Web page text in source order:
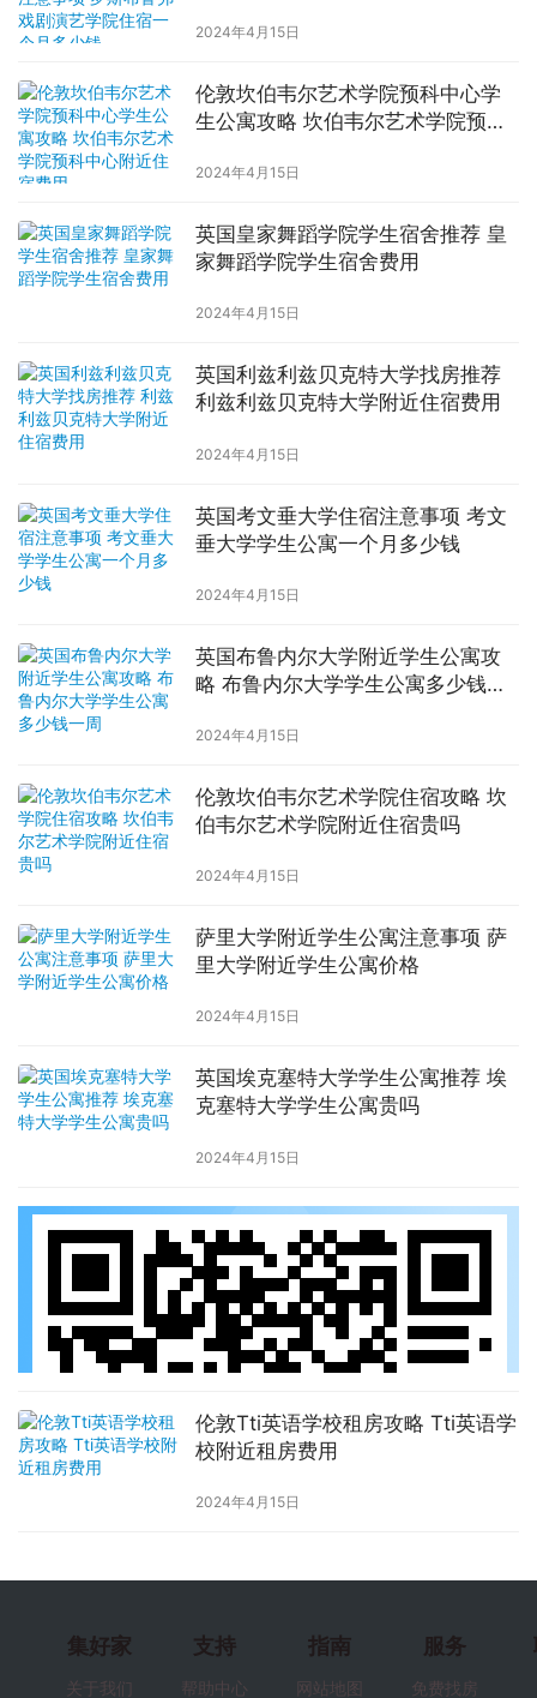
2024年4月15日
伦敦坎伯韦尔艺术学院预科中心学
生公寓攻略 坎伯韦尔艺术学院预科
2024年4月15日
英国皇家舞蹈学院学生宿舍推荐 皇
家舞蹈学院学生宿舍费用
2024年4月15日
英国利兹利兹贝克特大学找房推荐
利兹利兹贝克特大学附近住宿费用
2024年4月15日
英国考文垂大学住宿注意事项 考文
垂大学学生公寓一个月多少钱
2024年4月15日
英国布鲁内尔大学附近学生公寓攻
略 布鲁内尔大学学生公寓多少钱一
2024年4月15日
伦敦坎伯韦尔艺术学院住宿攻略 坎
伯韦尔艺术学院附近住宿贵吗
2024年4月15日
萨里大学附近学生公寓注意事项 萨
里大学附近学生公寓价格
2024年4月15日
英国埃克塞特大学学生公寓推荐 埃
克塞特大学学生公寓贵吗
2024年4月15日
伦敦Tti英语学校租房攻略 Tti英语学
校附近租房费用
2024年4月15日
集好家
关于我们
支持
帮助中心
指南
网站地图
服务
免费找房